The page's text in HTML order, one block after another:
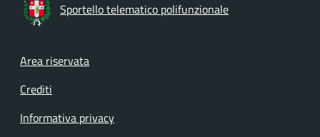
Sportello telematico polifunzionale
Footer menu
Area riservata
Crediti
Informativa privacy